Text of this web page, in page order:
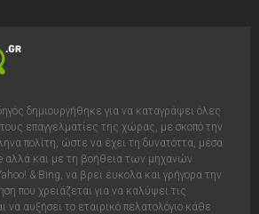
δημιουργήθηκε για να καταγράψει όλες
τους επαγγελματίες της χώρας, με σκοπό την
πολίτη, ώστε να έχει τη δυνατόττα, μέσα
αλλά και με τη βοήθεια των μηχανών
& Bing, να βρει έυκολα και γρήγορα την
που χρειάζεται για να καλύψει τις
να αυξήσει το εταιρικό πελατολόγιο κάθε